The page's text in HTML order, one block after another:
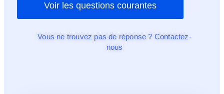
Voir les questions courantes
Vous ne trouvez pas de réponse ? Contactez-
nous